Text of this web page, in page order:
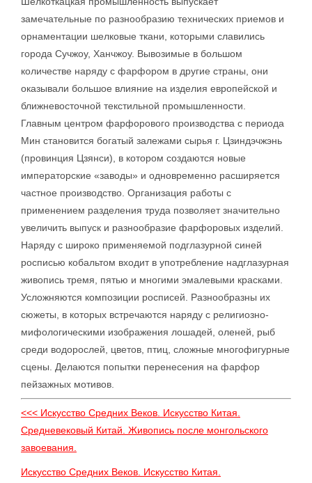
замечательные по разнообразию технических приемов и
орнаментации шелковые ткани, которыми славились
города Сучжоу, Ханчжоу. Вывозимые в большом
количестве наряду с фарфором в другие страны, они
оказывали большое влияние на изделия европейской и
ближневосточной текстильной промышленности.
Главным центром фарфорового производства с периода
Мин становится богатый залежами сырья г. Цзиндэчжэнь
(провинция Цзянси), в котором создаются новые
императорские «заводы» и одновременно расширяется
частное производство. Организация работы с
применением разделения труда позволяет значительно
увеличить выпуск и разнообразие фарфоровых изделий.
Наряду с широко применяемой подглазурной синей
росписью кобальтом входит в употребление надглазурная
живопись тремя, пятью и многими эмалевыми красками.
Усложняются композиции росписей. Разнообразны их
сюжеты, в которых встречаются наряду с религиозно-
мифологическими изображения лошадей, оленей, рыб
среди водорослей, цветов, птиц, сложные многофигурные
сцены. Делаются попытки перенесения на фарфор
пейзажных мотивов.
<<< Искусство Средних Веков. Искусство Китая.
Средневековый Китай. Живопись после монгольского
завоевания.
Искусство Средних Веков. Искусство Китая.